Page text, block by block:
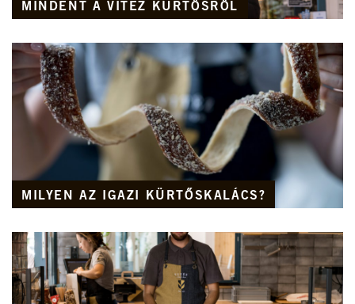
MINDENT A VITÉZ KÜRTŐSRŐL
MILYEN AZ IGAZI KÜRTŐSKALÁCS?